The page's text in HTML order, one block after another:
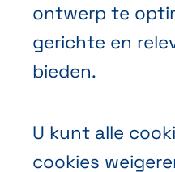
Algemene
Privacybeleid
Cookies
ontwerp te
gerichte en
bieden.
U kunt alle
cookies